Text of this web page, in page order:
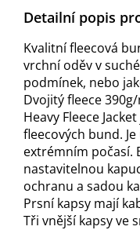
Detailní popis
Kvalitní fleecová
vrchní oděv v
podmínek, nebo
Dvojitý fleece
Heavy Fleece
fleecových bund.
extrémním počasí.
nastavitelnou
ochranu a sadou
Prsní kapsy mají
Tři vnější kapsy ve